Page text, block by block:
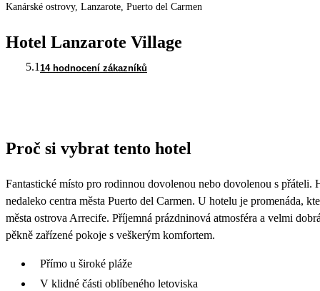
Kanárské ostrovy, Lanzarote, Puerto del Carmen
Hotel Lanzarote Village
5.1 14 hodnocení zákazníků
Proč si vybrat tento hotel
Fantastické místo pro rodinnou dovolenou nebo dovolenou s přáteli.
nedaleko centra města Puerto del Carmen. U hotelu je promenáda,
města ostrova Arrecife. Příjemná prázdninová atmosféra a velmi
pěkně zařízené pokoje s veškerým komfortem.
Přímo u široké pláže
V klidné části oblíbeného letoviska